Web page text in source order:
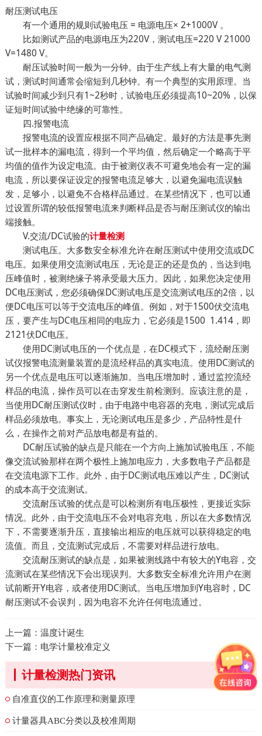
耐压测试电压
有一个通用的规则试验电压 = 电源电压× 2+1000V 。
比如测试产品的电源电压为220V，测试电压=220 V 21000
V=1480 V。
耐压试验时间一般为一分钟。由于生产线上有大量的电气测
试，测试时间通常会缩短到几秒钟。有一个典型的实用原理。当
试验时间减少到只有1~2秒时，试验电压必须提高10~20%，以保
证短时间试验中绝缘的可靠性。
四.报警电流
报警电流的设置应根据不同产品确定。最好的方法是事先测
试一批样本的漏电流，得到一个平均值，然后确定一个略高于平
均值的值作为设定电流。由于被测仪表不可避免地会有一定的漏
电流，所以要保证设定的报警电流足够大，以避免漏电流误触
发，足够小，以避免不合格样品通过。在某些情况下，也可以通
过设置所谓的较低报警电流来判断样品是否与耐压测试仪的输出
端接触。
V.交流/DC试验的计量检测
测试电压。大多数安全标准允许在耐压测试中使用交流或DC
电压。如果使用交流测试电压，无论是正的还是负的，当达到电
压峰值时，被测绝缘子将承受最大压力。因此，如果您决定使用
DC电压测试，您必须确保DC测试电压是交流测试电压的2倍，以
便DC电压可以等于交流电压的峰值。例如，对于1500伏交流电
压，要产生与DC电压相同的电应力，它必须是1500 1.414，即
2121伏DC电压。
使用DC测试电压的一个优点是，在DC模式下，流经耐压测
试仪报警电流测量装置的是流经样品的真实电流。使用DC测试的
另一个优点是电压可以逐渐施加。当电压增加时，通过监控流经
样品的电流，操作员可以在击穿发生前检测到。应该注意的是，
当使用DC耐压测试仪时，由于电路中电容器的充电，测试完成后
样品必须放电。事实上，无论测试电压是多少，产品特性是什
么，在操作之前对产品放电都是有益的。
DC耐压试验的缺点是只能在一个方向上施加试验电压，不能
像交流试验那样在两个极性上施加电应力，大多数电子产品都是
在交流电源下工作。此外，由于DC测试电压难以产生，DC测试
的成本高于交流测试。
交流耐压试验的优点是可以检测所有电压极性，更接近实际
情况。此外，由于交流电压不会对电容充电，所以在大多数情况
下，不需要逐渐升压，直接输出相应的电压就可以获得稳定的电
流值。而且，交流测试完成后，不需要对样品进行放电。
交流耐压测试的缺点是，如果被测线路中有较大的Y电容，交
流测试在某些情况下会出现误判。大多数安全标准允许用户在测
试前断开Y电容，或者使用DC测试。当电压增加到Y电容时，DC
耐压测试不会误判，因为电容不允许任何电流通过。
上一篇： 温度计诞生
下一篇： 电学计量校准定义
计量检测热门资讯
自准直仪的工作原理和测量原理
计量器具ABC分类以及校准周期